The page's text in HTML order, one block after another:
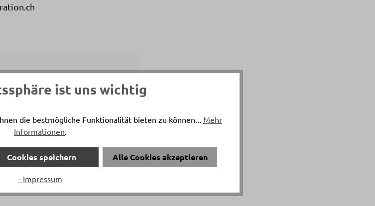
ist uns wichtig
die bestmögliche Funktionalität bieten zu können... Mehr
Informationen.
Cookies speichern Alle Cookies akzeptieren
- Impressum